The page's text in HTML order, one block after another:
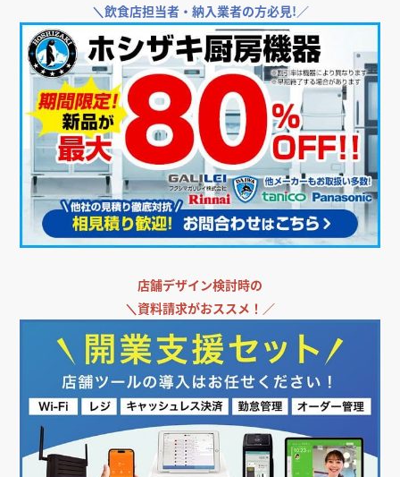
＼飲食店担当者・納入業者の方必見!／
店舗デザイン検討時の
＼資料請求がおススメ！／